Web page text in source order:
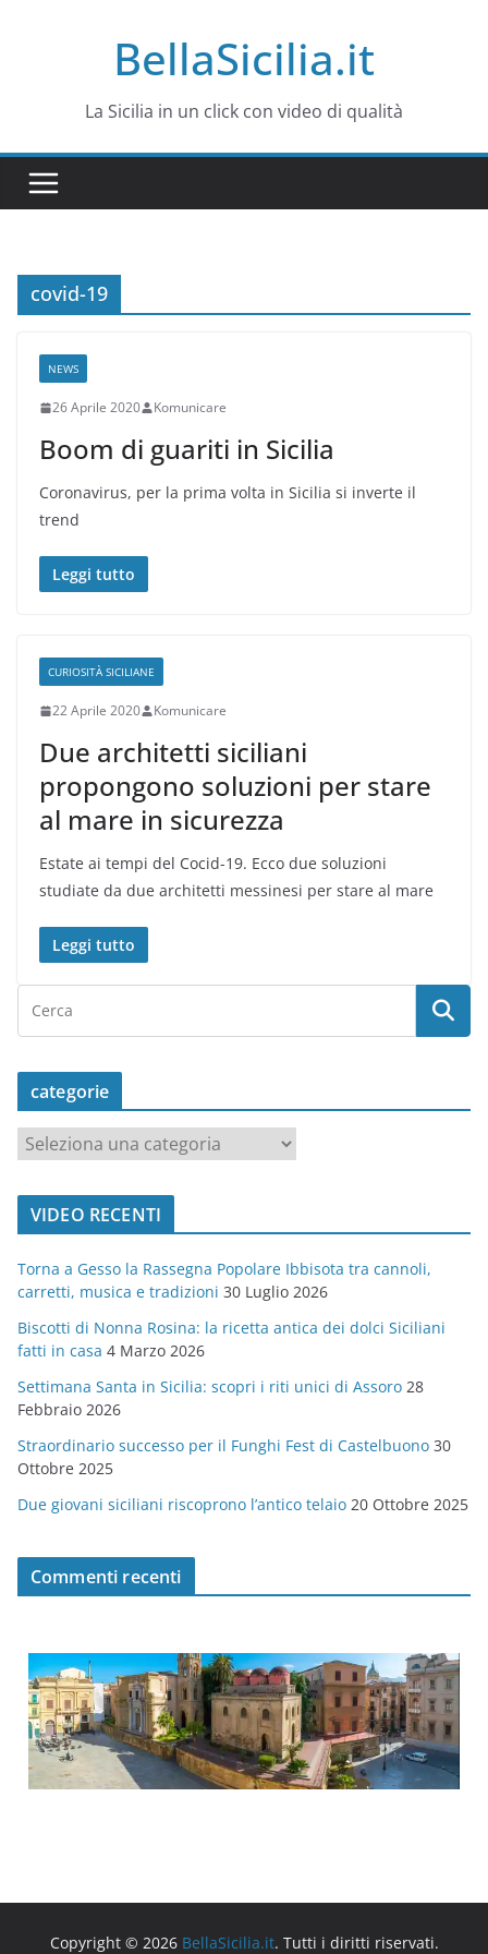
BellaSicilia.it
La Sicilia in un click con video di qualità
covid-19
NEWS
26 Aprile 2020 Komunicare
Boom di guariti in Sicilia
Coronavirus, per la prima volta in Sicilia si inverte il
trend
Leggi tutto
CURIOSITÀ SICILIANE
22 Aprile 2020 Komunicare
Due architetti siciliani
propongono soluzioni per stare
al mare in sicurezza
Estate ai tempi del Cocid-19. Ecco due soluzioni
studiate da due architetti messinesi per stare al mare
Leggi tutto
categorie
a
t
o
r
i
e
VIDEO RECENTI
Torna a Gesso la Rassegna Popolare Ibbisota tra cannoli,
carretti, musica e tradizioni 30 Luglio 2026
Biscotti di Nonna Rosina: la ricetta antica dei dolci Siciliani
fatti in casa 4 Marzo 2026
Settimana Santa in Sicilia: scopri i riti unici di Assoro 28
Febbraio 2026
Straordinario successo per il Funghi Fest di Castelbuono 30
Ottobre 2025
Due giovani siciliani riscoprono l’antico telaio 20 Ottobre 2025
Commenti recenti
Copyright © 2026 BellaSicilia.it. Tutti i diritti riservati.